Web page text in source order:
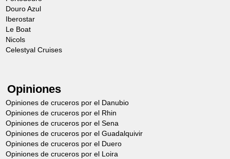
Douro Azul
Iberostar
Le Boat
Nicols
Celestyal Cruises
Opiniones
Opiniones de cruceros por el Danubio
Opiniones de cruceros por el Rhin
Opiniones de cruceros por el Sena
Opiniones de cruceros por el Guadalquivir
Opiniones de cruceros por el Duero
Opiniones de cruceros por el Loira